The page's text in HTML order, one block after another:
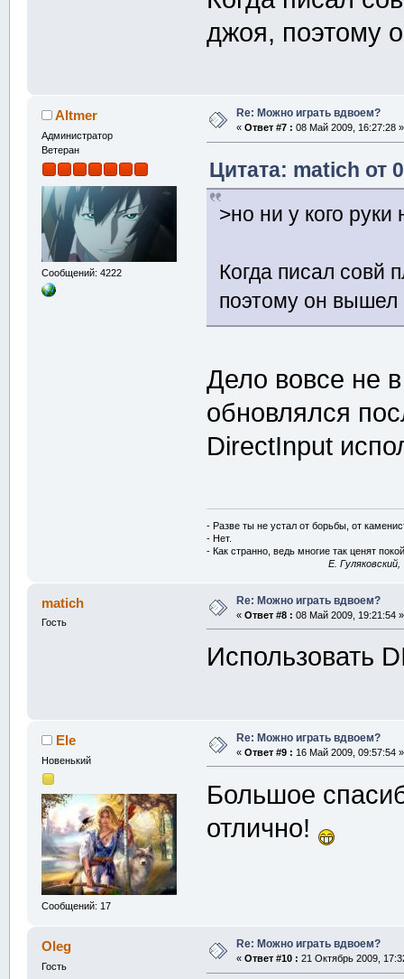
джоя, поэтому
Altmer
Администратор
Ветеран
Сообщений: 4222
Re: Можно играть вдвоем?
« Ответ #7 : 08 Май 2009, 16:27:28 »
Цитата: matich от
>но ни у кого
Когда писал совй
поэтому он
Дело вовсе не
обновлялся
DirectInput
- Разве ты не устал от борьбы, от
- Нет.
- Как странно, ведь многие так ценят
E.
matich
Гость
Re: Можно играть вдвоем?
« Ответ #8 : 08 Май 2009, 19:21:54 »
Использовать
Ele
Новенький
Сообщений: 17
Re: Можно играть вдвоем?
« Ответ #9 : 16 Май 2009, 09:57:54 »
Большое
отлично!
Oleg
Гость
Re: Можно играть вдвоем?
« Ответ #10 : 21 Октябрь 2009,